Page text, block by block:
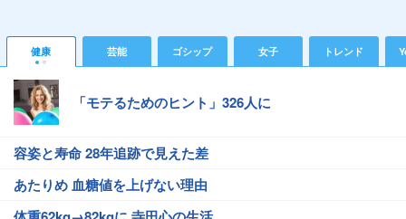
健康 芸能 ゴシップ 女子 トレンド
「モテるためのヒント」326人に
容姿と寿命 28年追跡で見えた差
あたりめ 血糖値を上げない理由